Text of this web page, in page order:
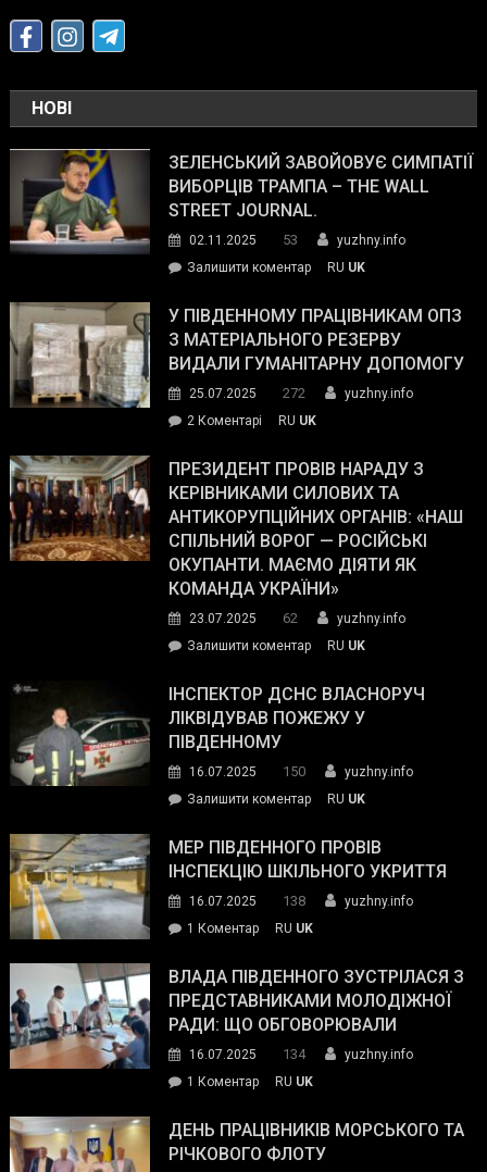
НОВІ
ЗЕЛЕНСЬКИЙ ЗАВОЙОВУЄ СИМПАТІЇ
ВИБОРЦІВ ТРАМПА – THE WALL
STREET JOURNAL.
02.11.2025 53
yuzhny.info
Залишити коментарon
завойовує
симпатії
виборців
The
Street
Journal.
RU UK
У ПІВДЕННОМУ ПРАЦІВНИКАМ ОПЗ
З МАТЕРІАЛЬНОГО РЕЗЕРВУ
ВИДАЛИ ГУМАНІТАРНУ ДОПОМОГУ
25.07.2025 272
yuzhny.info
2 Коментарі
Південному
працівникам
ОПЗ
з
матеріального
резерву
гуманітарну
допомогу
RU UK
ПРЕЗИДЕНТ ПРОВІВ НАРАДУ З
КЕРІВНИКАМИ СИЛОВИХ ТА
АНТИКОРУПЦІЙНИХ ОРГАНІВ: «НАШ
СПІЛЬНИЙ ВОРОГ — РОСІЙСЬКІ
ОКУПАНТИ. МАЄМО ДІЯТИ ЯК
КОМАНДА УКРАЇНИ»
23.07.2025 62
yuzhny.info
Залишити коментарon
провів
нараду
силових
та
органів:
«Наш
спільний
окупанти.
Маємо
діяти
команда
RU UK
ІНСПЕКТОР ДСНС ВЛАСНОРУЧ
ЛІКВІДУВАВ ПОЖЕЖУ У
ПІВДЕННОМУ
16.07.2025 150
yuzhny.info
Залишити коментарon
ДСНС
власноруч
пожежу
у
RU UK
МЕР ПІВДЕННОГО ПРОВІВ
ІНСПЕКЦІЮ ШКІЛЬНОГО УКРИТТЯ
16.07.2025 138
yuzhny.info
1 Коментардо
Південного
провів
інспекцію
RU UK
ВЛАДА ПІВДЕННОГО ЗУСТРІЛАСЯ З
ПРЕДСТАВНИКАМИ МОЛОДІЖНОЇ
РАДИ: ЩО ОБГОВОРЮВАЛИ
16.07.2025 134
yuzhny.info
1 Коментардо
Південного
зустрілася
RU UK
ДЕНЬ ПРАЦІВНИКІВ МОРСЬКОГО ТА
РІЧКОВОГО ФЛОТУ